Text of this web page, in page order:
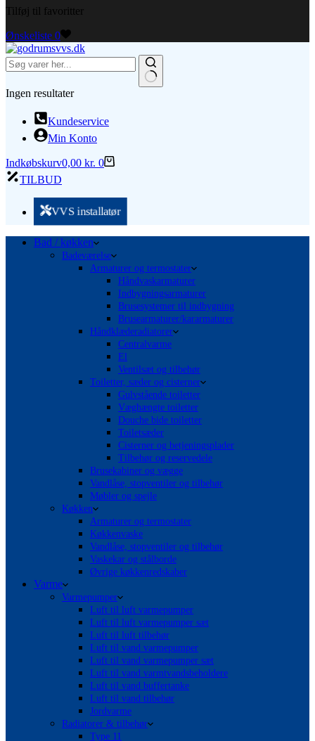
Tilføj til favoritter
Ønskeliste 0
Ingen resultater
Kundeservice
Min Konto
Indkøbskurv0,00 kr. 0
TILBUD
VVS installatør
Bad / køkken
Badeværelse
Armaturer og termostater
Håndvaskarmaturer
Indbygningsarmaturer
Brusesystemer til indbygning
Brusearmaturer/kararmaturer
Håndklæderadiatorer
Centralvarme
El
Ventilsæt og tilbehør
Toiletter, sæder og cisterner
Gulvstående toiletter
Væghængte toiletter
Douche bide toiletter
Toiletsæder
Cisterner og betjeningsplader
Tilbehør og reservedele
Brusekabiner og vægge
Vandlåse, stopventiler og tilbehør
Møbler og spejle
Køkken
Armaturer og termostater
Køkkenvaske
Vandlåse, stopventiler og tilbehør
Vaskekar og stålborde
Øvrige køkkenredskaber
Varme
Varmepumper
Luft til luft varmepumper
Luft til luft varmepumper sæt
Luft til luft tilbehør
Luft til vand varmepumper
Luft til vand varmepumper sæt
Luft til vand varmtvandsbeholdere
Luft til vand buffertanke
Luft til vand tilbehør
Jordvarme
Radiatorer & tilbehør
Type 11